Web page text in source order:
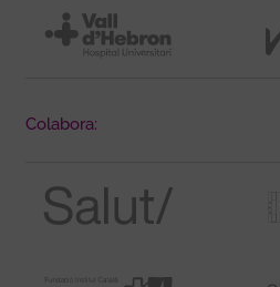
Colabora: